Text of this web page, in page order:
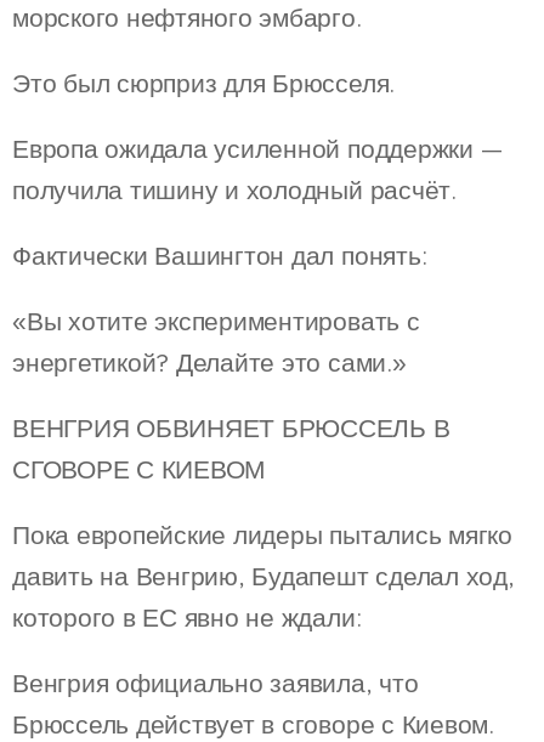
морского нефтяного эмбарго.
Это был сюрприз для Брюсселя.
Европа ожидала усиленной поддержки —
получила тишину и холодный расчёт.
Фактически Вашингтон дал понять:
«Вы хотите экспериментировать с
энергетикой? Делайте это сами.»
ВЕНГРИЯ ОБВИНЯЕТ БРЮССЕЛЬ В
СГОВОРЕ С КИЕВОМ
Пока европейские лидеры пытались мягко
давить на Венгрию, Будапешт сделал ход,
которого в ЕС явно не ждали:
Венгрия официально заявила, что
Брюссель действует в сговоре с Киевом.